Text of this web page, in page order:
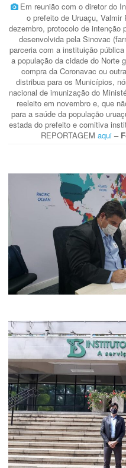
Em reunião com o diretor do
o prefeito de Uruaçu,
dezembro, protocolo de intenção
desenvolvida pela Sinovac
parceria com a instituição
a população da cidade do Norte
compra da Coronavac ou
distribua para os Municípios,
nacional de imunização do
reeleito em novembro e, que
para a saúde da população
estada do prefeito e comitiva
REPORTAGEM aqui –